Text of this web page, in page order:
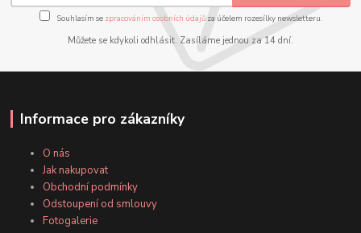
Souhlasím se zpracováním osobních údajůza účelem rozesílky newsletteru.
Můžete se kdykoli odhlásit. Zasíláme jednou za 14 dní.
Informace pro zákazníky
O nás
Jak nakupovat
Obchodní podmínky
Odstoupení od smlouvy
Fotogalerie